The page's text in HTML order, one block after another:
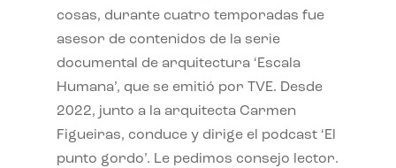
cosas, durante cuatro temporadas fue
asesor de contenidos de la serie
documental de arquitectura ‘Escala
Humana’, que se emitió por TVE. Desde
2022, junto a la arquitecta Carmen
Figueiras, conduce y dirige el podcast ‘El
punto gordo’. Le pedimos consejo lector.